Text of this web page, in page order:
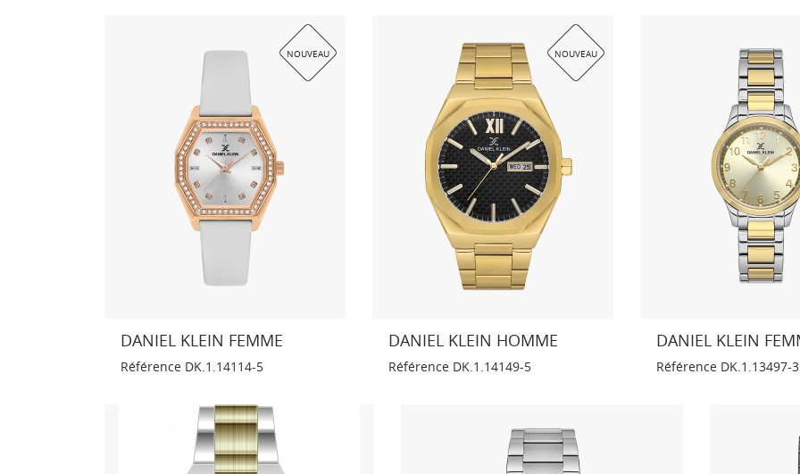
NOUVEAU
DANIEL KLEIN FEMME
Référence DK.1.14114-5
NOUVEAU
DANIEL KLEIN HOMME
Référence DK.1.14149-5
DANIEL KLEIN
Référence DK.1.13497-3